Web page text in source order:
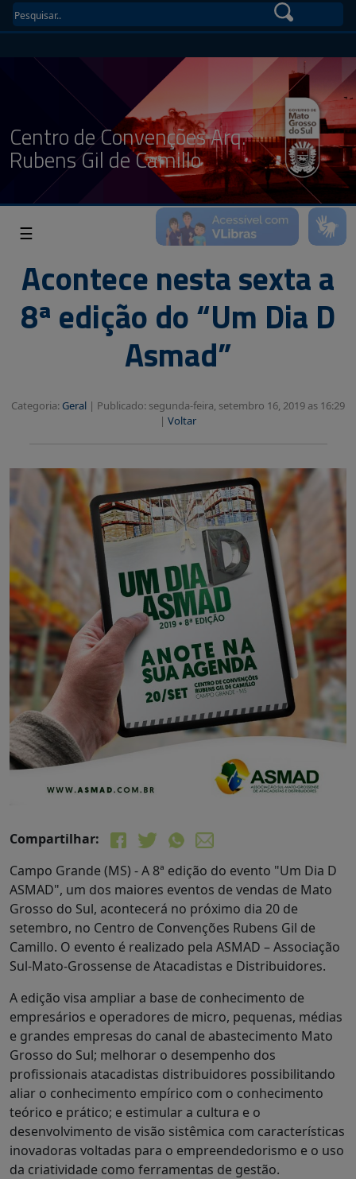
Centro de Convenções Arq.
Rubens Gil de Camillo
☰
Acontece nesta sexta a
8ª edição do “Um Dia D
Asmad”
Categoria: Geral | Publicado: segunda-feira, setembro 16, 2019 as 16:29
| Voltar
Compartilhar:
Campo Grande (MS) - A 8ª edição do evento "Um Dia D
ASMAD", um dos maiores eventos de vendas de Mato
Grosso do Sul, acontecerá no próximo dia 20 de
setembro, no Centro de Convenções Rubens Gil de
Camillo. O evento é realizado pela ASMAD – Associação
Sul-Mato-Grossense de Atacadistas e Distribuidores.
A edição visa ampliar a base de conhecimento de
empresários e operadores de micro, pequenas, médias
e grandes empresas do canal de abastecimento Mato
Grosso do Sul; melhorar o desempenho dos
profissionais atacadistas distribuidores possibilitando
aliar o conhecimento empírico com o conhecimento
teórico e prático; e estimular a cultura e o
desenvolvimento de visão sistêmica com características
inovadoras voltadas para o empreendedorismo e o uso
da criatividade como ferramentas de gestão.